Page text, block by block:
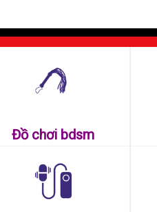
Đồ chơi bdsm